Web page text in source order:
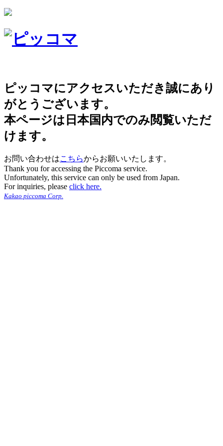
ピッコマにアクセスいただき誠にあり
がとうございます。
本ページは日本国内でのみ閲覧いただ
けます。
お問い合わせはこちらからお願いいたします。
Thank you for accessing the Piccoma service.
Unfortunately, this service can only be used from Japan.
For inquiries, please click here.
Kakao piccoma Corp.